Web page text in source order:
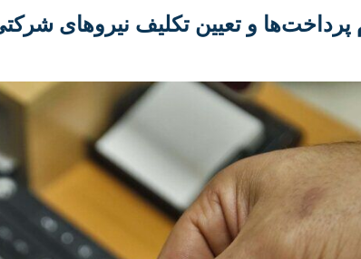
و تعیین تکلیف نیروهای شرکتی